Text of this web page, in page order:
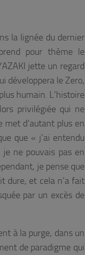
la lignée du dernier
pour thème le
jette un regard
développera le Zero,
humain. L’histoire
privilégiée qui ne
d’autant plus en
que « j’ai entendu
ne pouvais pas en
je pense que
dure, et cela n’a fait
par un excès de
à la purge, dans un
de paradigme qui